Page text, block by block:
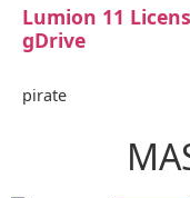
Lumion 11
gDrive
pirate